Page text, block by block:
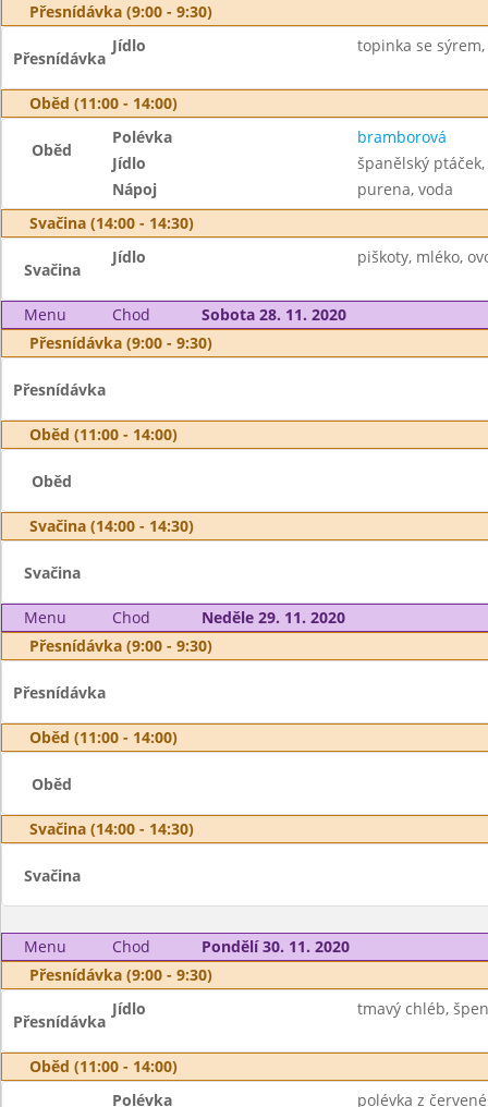
Přesnídávka (9:00 - 9:30)
Přesnídávka
Jídlo topinka se
Oběd (11:00 - 14:00)
Oběd
Polévka
bramborová
Jídlo
španělský
Nápoj
purena, voda
Svačina (14:00 - 14:30)
Svačina
Jídlo piškoty, mléko,
Menu Chod
Sobota 28. 11. 2020
Přesnídávka (9:00 - 9:30)
Přesnídávka
Oběd (11:00 - 14:00)
Oběd
Svačina (14:00 - 14:30)
Svačina
Menu Chod
Neděle 29. 11. 2020
Přesnídávka (9:00 - 9:30)
Přesnídávka
Oběd (11:00 - 14:00)
Oběd
Svačina (14:00 - 14:30)
Svačina
Menu Chod
Pondělí 30. 11. 2020
Přesnídávka (9:00 - 9:30)
Přesnídávka
Jídlo tmavý chléb,
Oběd (11:00 - 14:00)
Polévka polévka z